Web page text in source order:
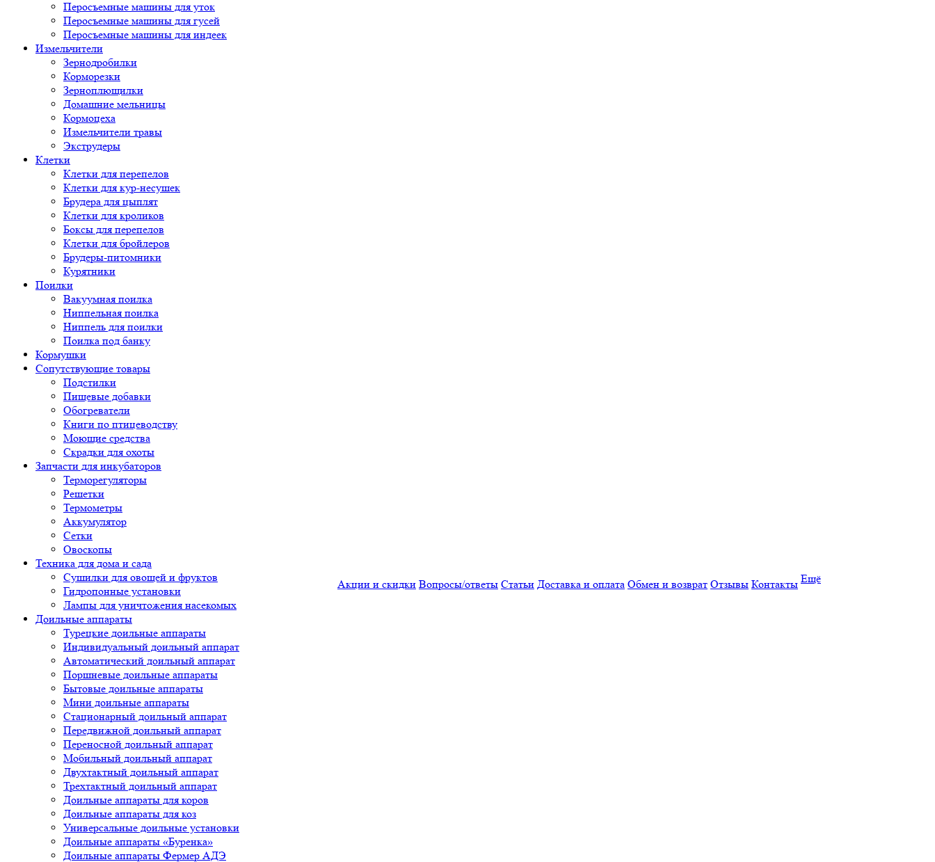
Перосъемные машины для уток
Перосъемные машины для гусей
Перосъемные машины для индеек
Измельчители
Зернодробилки
Корморезки
Зерноплющилки
Домашние мельницы
Кормоцеха
Измельчители травы
Экструдеры
Клетки
Клетки для перепелов
Клетки для кур-несушек
Брудера для цыплят
Клетки для кроликов
Боксы для перепелов
Клетки для бройлеров
Брудеры-питомники
Курятники
Поилки
Вакуумная поилка
Ниппельная поилка
Ниппель для поилки
Поилка под банку
Кормушки
Сопутствующие товары
Подстилки
Пищевые добавки
Обогреватели
Книги по птицеводству
Моющие средства
Скрадки для охоты
Запчасти для инкубаторов
Терморегуляторы
Решетки
Термометры
Аккумулятор
Сетки
Овоскопы
Техника для дома и сада
Сушилки для овощей и фруктов
Гидропонные установки
Лампы для уничтожения насекомых
Доильные аппараты
Турецкие доильные аппараты
Индивидуальный доильный аппарат
Автоматический доильный аппарат
Поршневые доильные аппараты
Бытовые доильные аппараты
Мини доильные аппараты
Стационарный доильный аппарат
Передвижной доильный аппарат
Переносной доильный аппарат
Мобильный доильный аппарат
Двухтактный доильный аппарат
Трехтактный доильный аппарат
Доильные аппараты для коров
Доильные аппараты для коз
Универсальные доильные установки
Доильные аппараты «Буренка»
Доильные аппараты Фермер АДЭ
Акции и скидки Вопросы/ответы Статьи Доставка и оплата Обмен и возврат Отзывы Контакты Ещё